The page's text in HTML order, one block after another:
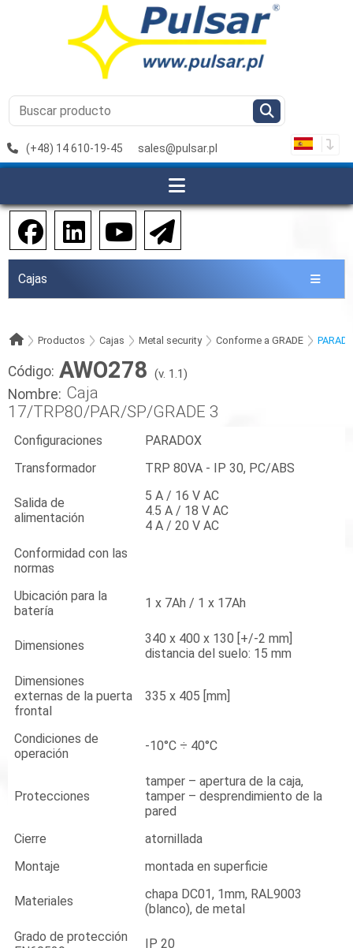
(+48) 14 610-19-45 sales@pulsar.pl
Cajas
Productos Cajas Metal security Conforme a GRADE
Código: AWO278 (v. 1.1)
Nombre: Caja
17/TRP80/PAR/SP/GRADE 3
Configuraciones
PARADOX
Transformador
TRP 80VA - IP 30, PC/ABS
Salida de
alimentación
5 A / 16 V AC
4.5 A / 18 V AC
4 A / 20 V AC
Conformidad con las
normas
Ubicación para la
batería
1 x 7Ah / 1 x 17Ah
Dimensiones
340 x 400 x 130 [+/-2 mm]
distancia del suelo: 15 mm
Dimensiones
externas de la puerta
frontal
335 x 405 [mm]
Condiciones de
operación
-10°C ÷ 40°C
Protecciones
tamper – apertura de la caja,
tamper – desprendimiento de la
pared
Cierre
atornillada
Montaje
montada en superficie
Materiales
chapa DC01, 1mm, RAL9003
(blanco), de metal
Grado de protección
IP 20